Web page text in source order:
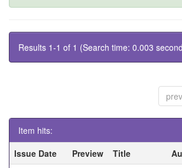
Results 1-1 of 1 (Search time: 0.003
Item hits:
Issue Date
Preview Title